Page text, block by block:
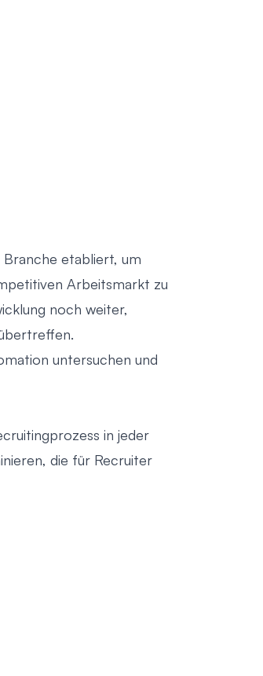
etabliert, um
Arbeitsmarkt zu
noch weiter,
.
untersuchen und
in jeder
die für Recruiter